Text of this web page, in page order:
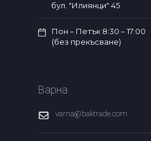
бул. "Илиянци" 45
Пон – Петък 8:30 – 17:00
(без прекъсване)
Варна
varna@baktrade.com